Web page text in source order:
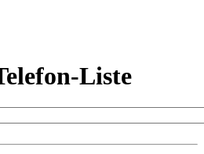
Liste